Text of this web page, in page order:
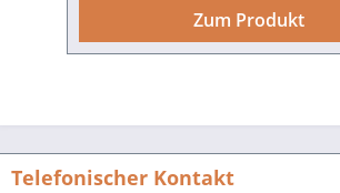
Buch ver­mittelt Einblicke in die
mühevollen
aufgebürdet wurden.Dabei
Zum Produkt
Telefonischer Kontakt